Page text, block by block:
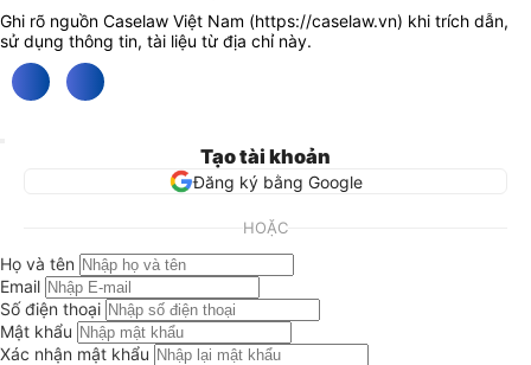
Ghi rõ nguồn Caselaw Việt Nam (https://caselaw.vn) khi trích dẫn,
sử dụng thông tin, tài liệu từ địa chỉ này.
Tạo tài khoản
Đăng ký bằng Google
HOẶC
Họ và tên
Email
Số điện thoại
Mật khẩu
Xác nhận mật khẩu